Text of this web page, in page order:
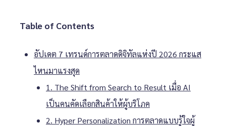
Table of Contents
อัปเดต 7 เทรนด์การตลาดดิจิทัลแห่งปี 2026 กระแส
ไหนมาแรงสุด
1. The Shift from Search to Result เมื่อ AI
เป็นคนคัดเลือกสินค้าให้ผู้บริโภค
2. Hyper Personalization การตลาดแบบรู้ใจผู้